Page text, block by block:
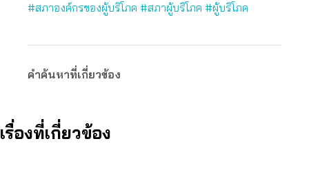
#สภาองค์กรของผู้บริโภค #สภาผู้บริโภค #ผู้บริโภค
คำค้นหาที่เกี่ยวข้อง
เรื่องที่เกี่ยวข้อง